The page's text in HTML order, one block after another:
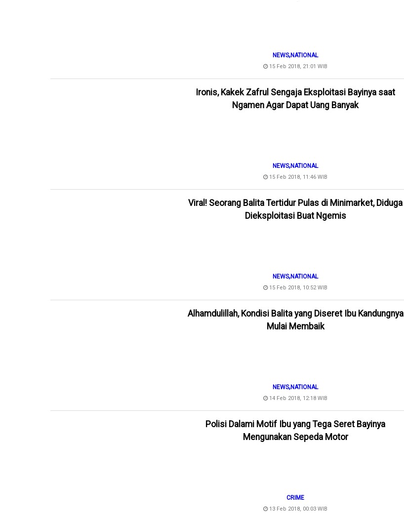
NEWS,NATIONAL
15 Feb 2018, 21:01 WIB
Ironis, Kakek Zafrul Sengaja Eksploitasi Bayinya saat
Ngamen Agar Dapat Uang Banyak
NEWS,NATIONAL
15 Feb 2018, 11:46 WIB
Viral! Seorang Balita Tertidur Pulas di Minimarket, Diduga
Dieksploitasi Buat Ngemis
NEWS,NATIONAL
15 Feb 2018, 10:52 WIB
Alhamdulillah, Kondisi Balita yang Diseret Ibu Kandungnya
Mulai Membaik
NEWS,NATIONAL
14 Feb 2018, 12:18 WIB
Polisi Dalami Motif Ibu yang Tega Seret Bayinya
Mengunakan Sepeda Motor
CRIME
13 Feb 2018, 00:03 WIB